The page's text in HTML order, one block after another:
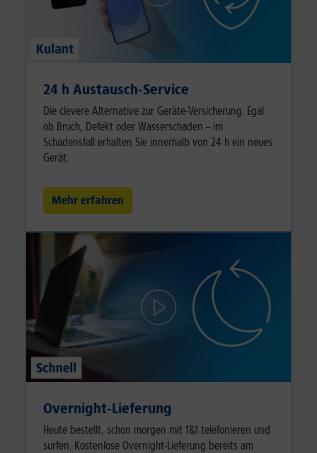
24 h Austausch-Service
Die clevere Alternative zur Geräte-Versicherung. Egal
ob Bruch, Defekt oder Wasserschaden – im
Schadensfall erhalten Sie innerhalb von 24 h ein neues
Gerät.
Mehr erfahren
Overnight-Lieferung
Heute bestellt, schon morgen mit 1&1 telefonieren und
surfen. Kostenlose Overnight-Lieferung bereits am